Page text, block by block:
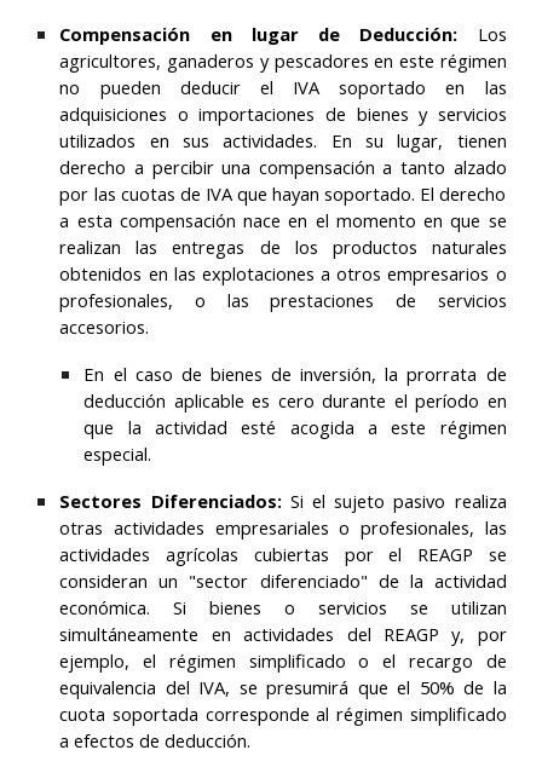
Compensación en lugar de Deducción: Los
agricultores, ganaderos y pescadores en este régimen
no pueden deducir el IVA soportado en las
adquisiciones o importaciones de bienes y servicios
utilizados en sus actividades. En su lugar, tienen
derecho a percibir una compensación a tanto alzado
por las cuotas de IVA que hayan soportado. El derecho
a esta compensación nace en el momento en que se
realizan las entregas de los productos naturales
obtenidos en las explotaciones a otros empresarios o
profesionales, o las prestaciones de servicios
accesorios.
En el caso de bienes de inversión, la prorrata de
deducción aplicable es cero durante el período en
que la actividad esté acogida a este régimen
especial.
Sectores Diferenciados:Si el sujeto pasivo realiza
otras actividades empresariales o profesionales, las
actividades agrícolas cubiertas por el REAGP se
consideran un "sector diferenciado" de la actividad
económica. Si bienes o servicios se utilizan
simultáneamente en actividades del REAGP y, por
ejemplo, el régimen simplificado o el recargo de
equivalencia del IVA, se presumirá que el 50% de la
cuota soportada corresponde al régimen simplificado
a efectos de deducción.